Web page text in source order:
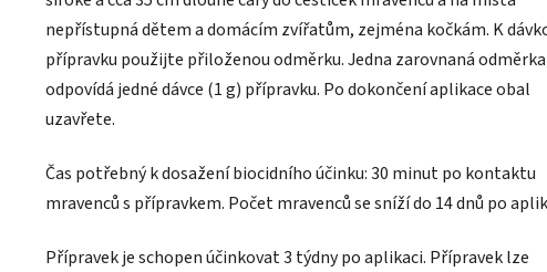
nepřístupná dětem a domácím zvířatům, zejména kočkám. K
přípravku použijte přiloženou odměrku. Jedna zarovnaná odměrka
odpovídá jedné dávce (1 g) přípravku. Po dokončení aplikace obal
uzavřete.
Čas potřebný k dosažení biocidního účinku: 30 minut po kontaktu
mravenců s přípravkem. Počet mravenců se sníží do 14 dnů po
Přípravek je schopen účinkovat 3 týdny po aplikaci. Přípravek lze